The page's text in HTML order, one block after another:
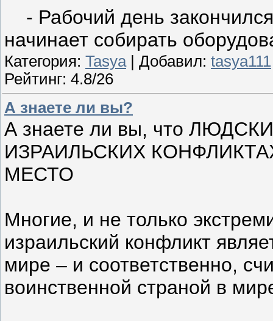
- Рабочий день
начинает собирать
Категория: Tasya | Добавил: tasya111
Рейтинг: 4.8/26
А знаете ли вы?
А знаете ли вы, что
ИЗРАИЛЬСКИХ
МЕСТО
Многие, и не только
израильский конфликт
мире – и соответственно,
воинственной страной в